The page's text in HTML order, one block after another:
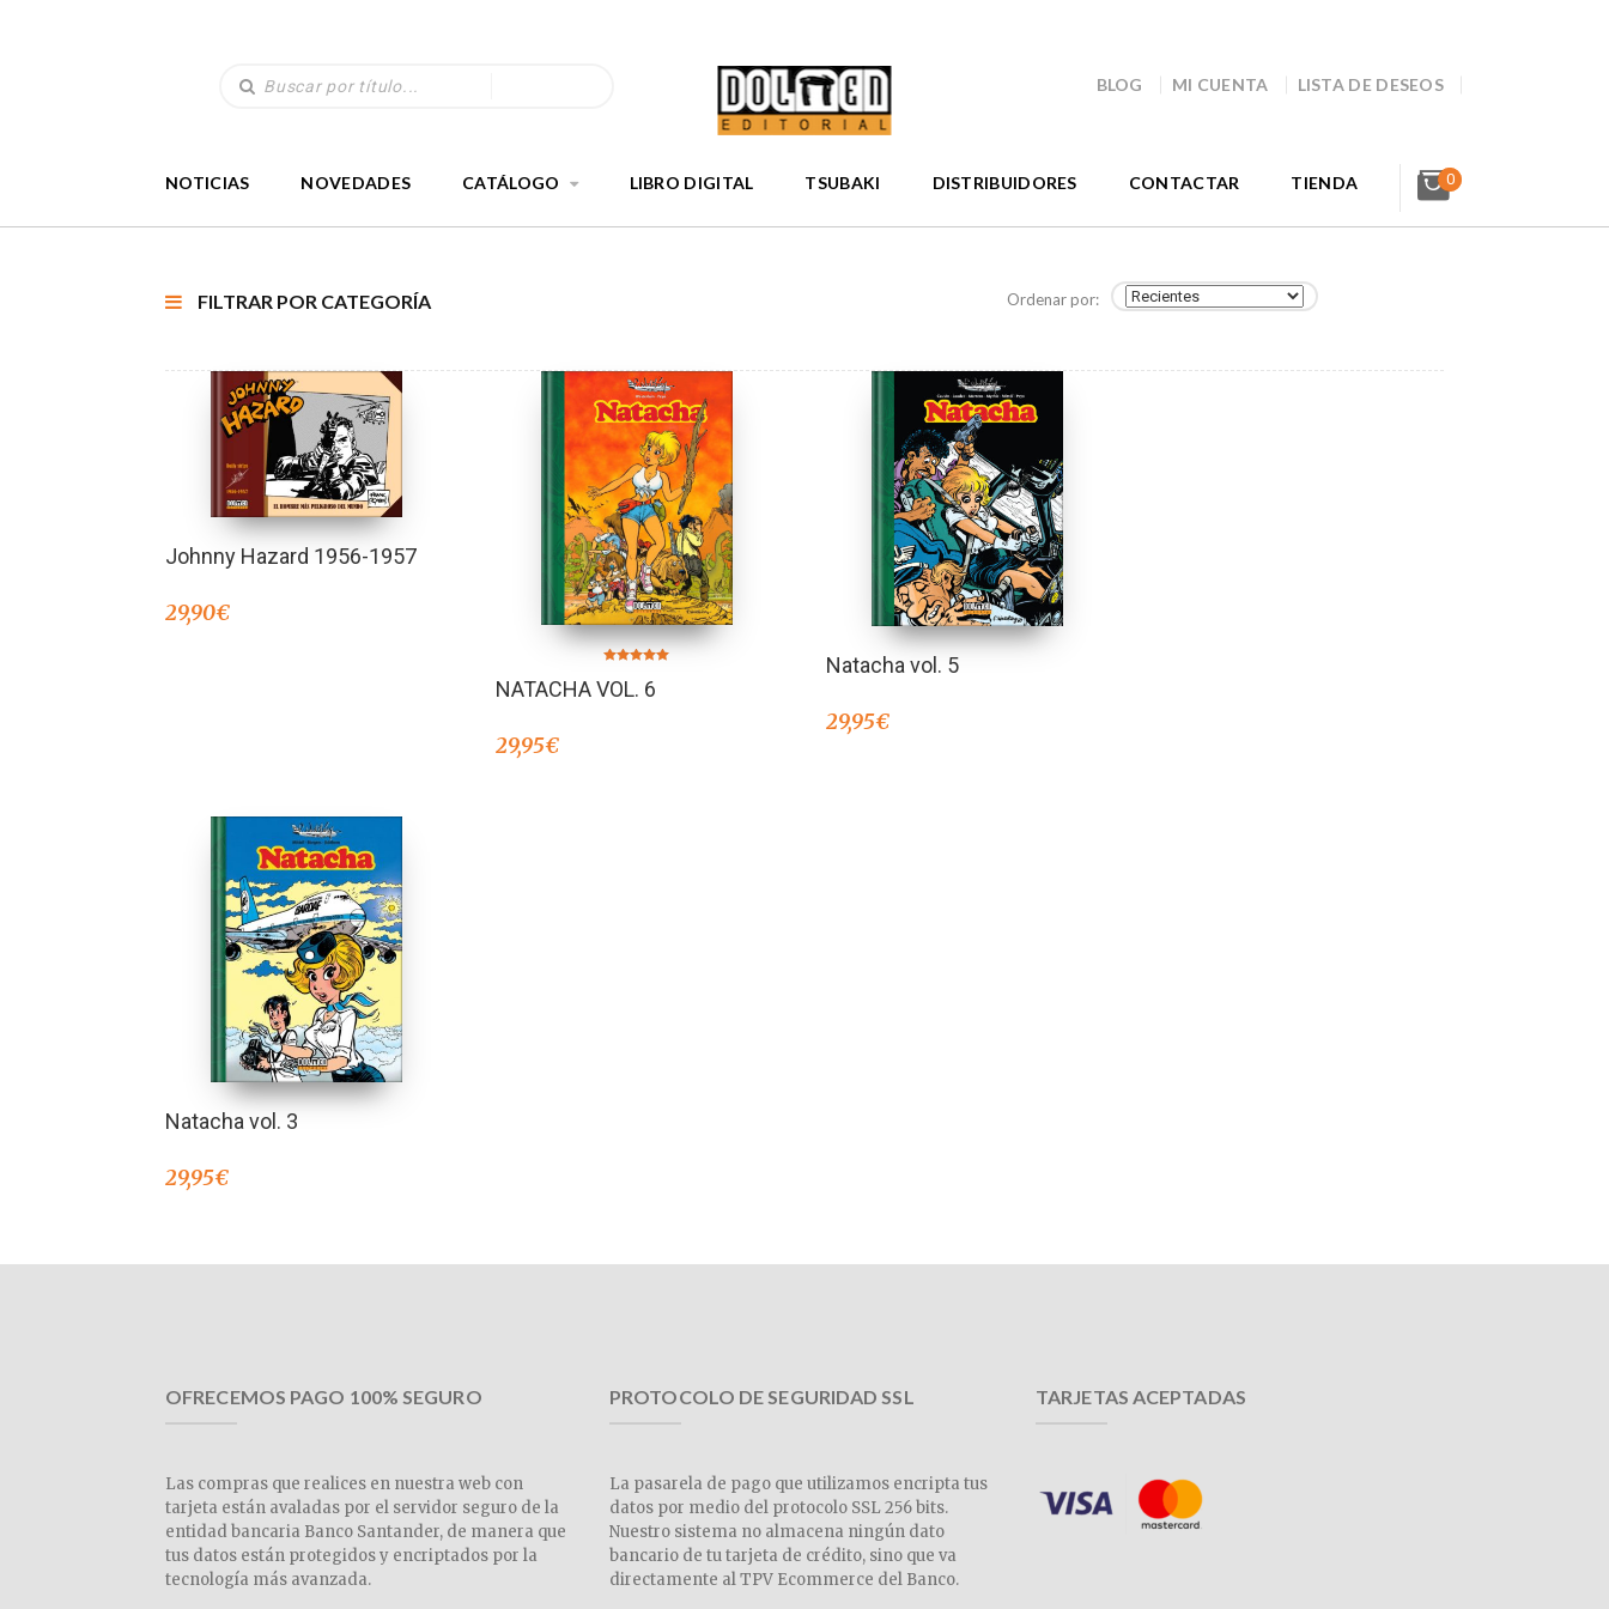
BLOG MI CUENTA LISTA DE DESEOS
NOTICIAS NOVEDADES CATÁLOGO LIBRO DIGITAL TSUBAKI DISTRIBUIDORES CONTACTAR TIENDA 0
FILTRAR POR CATEGORÍA Ordenar por:
Johnny Hazard 1956-1957
29,90€
5.00
de 5
NATACHA VOL. 6
29,95€
Natacha vol. 5
29,95€
Natacha vol. 3
29,95€
OFRECEMOS PAGO 100% SEGURO
Las compras que realices en nuestra web con
tarjeta están avaladas por el servidor seguro de la
entidad bancaria Banco Santander, de manera que
tus datos están protegidos y encriptados por la
tecnología más avanzada.
PROTOCOLO DE SEGURIDAD SSL
La pasarela de pago que utilizamos encripta tus
datos por medio del protocolo SSL 256 bits.
Nuestro sistema no almacena ningún dato
bancario de tu tarjeta de crédito, sino que va
directamente al TPV Ecommerce del Banco.
TARJETAS ACEPTADAS